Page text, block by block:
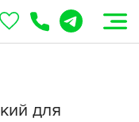
для